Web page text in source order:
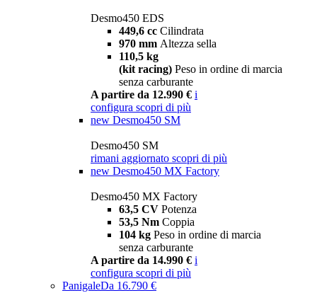
Desmo450 EDS
449,6 cc Cilindrata
970 mm Altezza sella
110,5 kg
(kit racing) Peso in ordine di marcia
senza carburante
A partire da 12.990 € i
configura scopri di più
new Desmo450 SM
Desmo450 SM
rimani aggiornato scopri di più
new Desmo450 MX Factory
Desmo450 MX Factory
63,5 CV Potenza
53,5 Nm Coppia
104 kg Peso in ordine di marcia
senza carburante
A partire da 14.990 € i
configura scopri di più
PanigaleDa 16.790 €